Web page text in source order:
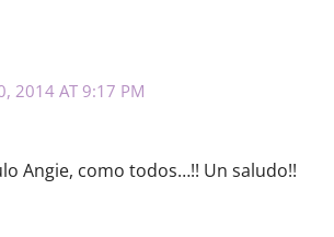
2014 AT 9:17 PM
Angie, como todos…!! Un saludo!!